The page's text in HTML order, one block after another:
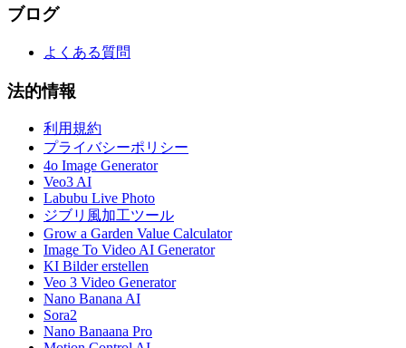
ブログ
よくある質問
法的情報
利用規約
プライバシーポリシー
4o Image Generator
Veo3 AI
Labubu Live Photo
ジブリ風加工ツール
Grow a Garden Value Calculator
Image To Video AI Generator
KI Bilder erstellen
Veo 3 Video Generator
Nano Banana AI
Sora2
Nano Banaana Pro